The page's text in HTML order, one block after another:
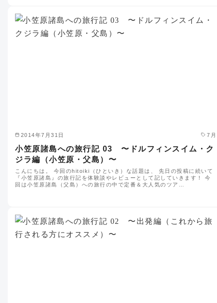
2014年7月31日 7月
小笠原諸島への旅行記 03 〜ドルフィンスイム・ク
ジラ編（小笠原・父島）〜
こんにちは。 今回のhitoiki（ひといき）な話題は、 先日の投稿に続いて
『小笠原諸島』の旅行記を体験談やレビューとして記していきます！ 今
回は小笠原諸島（父島）への旅行の中で定番＆大人気のツア…